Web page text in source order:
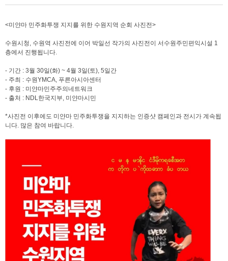
<미얀마 민주화투쟁 지지를 위한 수원지역 순회 사진전>
수원시청, 수원역 사진전에 이어 박일선 작가의 사진전이 서수원주민편익시설 1
층에서 진행됩니다.
- 기간 : 3월 30일(화) ~ 4월 3일(토), 5일간
- 주최 : 수원YMCA, 푸른아시아센터
- 후원 : 미얀마민주주의네트워크
- 출처 : NDL한국지부, 미얀마시민
*사진전 이후에도 미얀마 민주화투쟁을 지지하는 인증샷 캠페인과 전시가 계속됩
니다. 많은 참여 바랍니다.